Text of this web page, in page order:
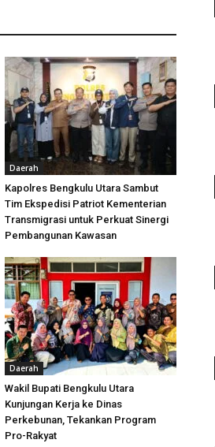
Daerah
Kapolres Bengkulu Utara Sambut
Tim Ekspedisi Patriot Kementerian
Transmigrasi untuk Perkuat Sinergi
Pembangunan Kawasan
Daerah
Wakil Bupati Bengkulu Utara
Kunjungan Kerja ke Dinas
Perkebunan, Tekankan Program
Pro-Rakyat